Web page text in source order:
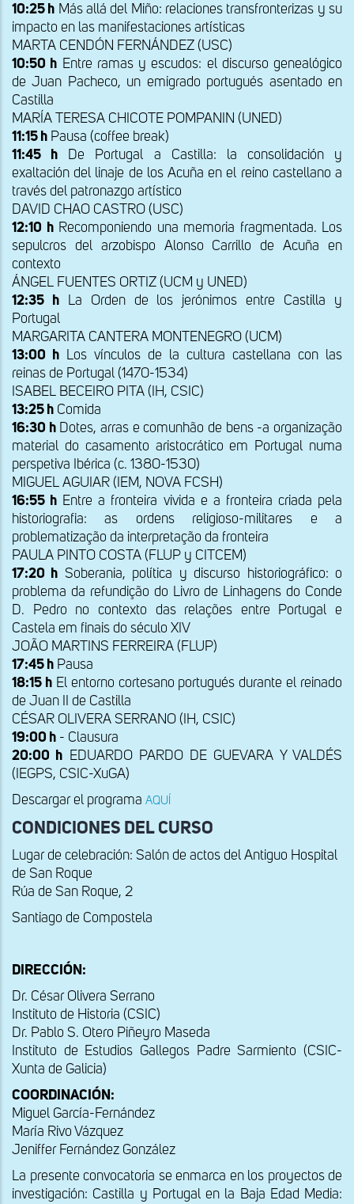
10:25 h Más allá del Miño: relaciones transfronterizas y su
impacto en las manifestaciones artísticas
MARTA CENDÓN FERNÁNDEZ (USC)
10:50 h Entre ramas y escudos: el discurso genealógico
de Juan Pacheco, un emigrado portugués asentado en
Castilla
MARÍA TERESA CHICOTE POMPANIN (UNED)
11:15 h Pausa (coffee break)
11:45 h De Portugal a Castilla: la consolidación y
exaltación del linaje de los Acuña en el reino castellano a
través del patronazgo artístico
DAVID CHAO CASTRO (USC)
12:10 hRecomponiendo una memoria fragmentada. Los
sepulcros del arzobispo Alonso Carrillo de Acuña en
contexto
ÁNGEL FUENTES ORTIZ (UCM y UNED)
12:35 hLa Orden de los jerónimos entre Castilla y
Portugal
MARGARITA CANTERA MONTENEGRO (UCM)
13:00 h Los vínculos de la cultura castellana con las
reinas de Portugal (1470-1534)
ISABEL BECEIRO PITA (IH, CSIC)
13:25 h Comida
16:30 hDotes, arras e comunhão de bens -a organização
material do casamento aristocrático em Portugal numa
perspetiva Ibérica (c. 1380-1530)
MIGUEL AGUIAR (IEM, NOVA FCSH)
16:55 h Entre a fronteira vivida e a fronteira criada pela
historiografia: as ordens religioso-militares e a
problematização da interpretação da fronteira
PAULA PINTO COSTA (FLUP y CITCEM)
17:20 h Soberania, política y discurso historiográfico: o
problema da refundição do Livro de Linhagens do Conde
D. Pedro no contexto das relações entre Portugal e
Castela em finais do século XIV
JOÃO MARTINS FERREIRA (FLUP)
17:45 h Pausa
18:15 hEl entorno cortesano portugués durante el reinado
de Juan II de Castilla
CÉSAR OLIVERA SERRANO (IH, CSIC)
19:00 h - Clausura
20:00 h EDUARDO PARDO DE GUEVARA Y VALDÉS
(IEGPS, CSIC-XuGA)
Descargar el programa AQUÍ
CONDICIONES DEL CURSO
Lugar de celebración: Salón de actos del Antiguo Hospital
de San Roque
Rúa de San Roque, 2
Santiago de Compostela
DIRECCIÓN:
Dr. César Olivera Serrano
Instituto de Historia (CSIC)
Dr. Pablo S. Otero Piñeyro Maseda
Instituto de Estudios Gallegos Padre Sarmiento (CSIC-
Xunta de Galicia)
COORDINACIÓN:
Miguel García-Fernández
María Rivo Vázquez
Jeniffer Fernández González
La presente convocatoria se enmarca en los proyectos de
investigación: Castilla y Portugal en la Baja Edad Media: